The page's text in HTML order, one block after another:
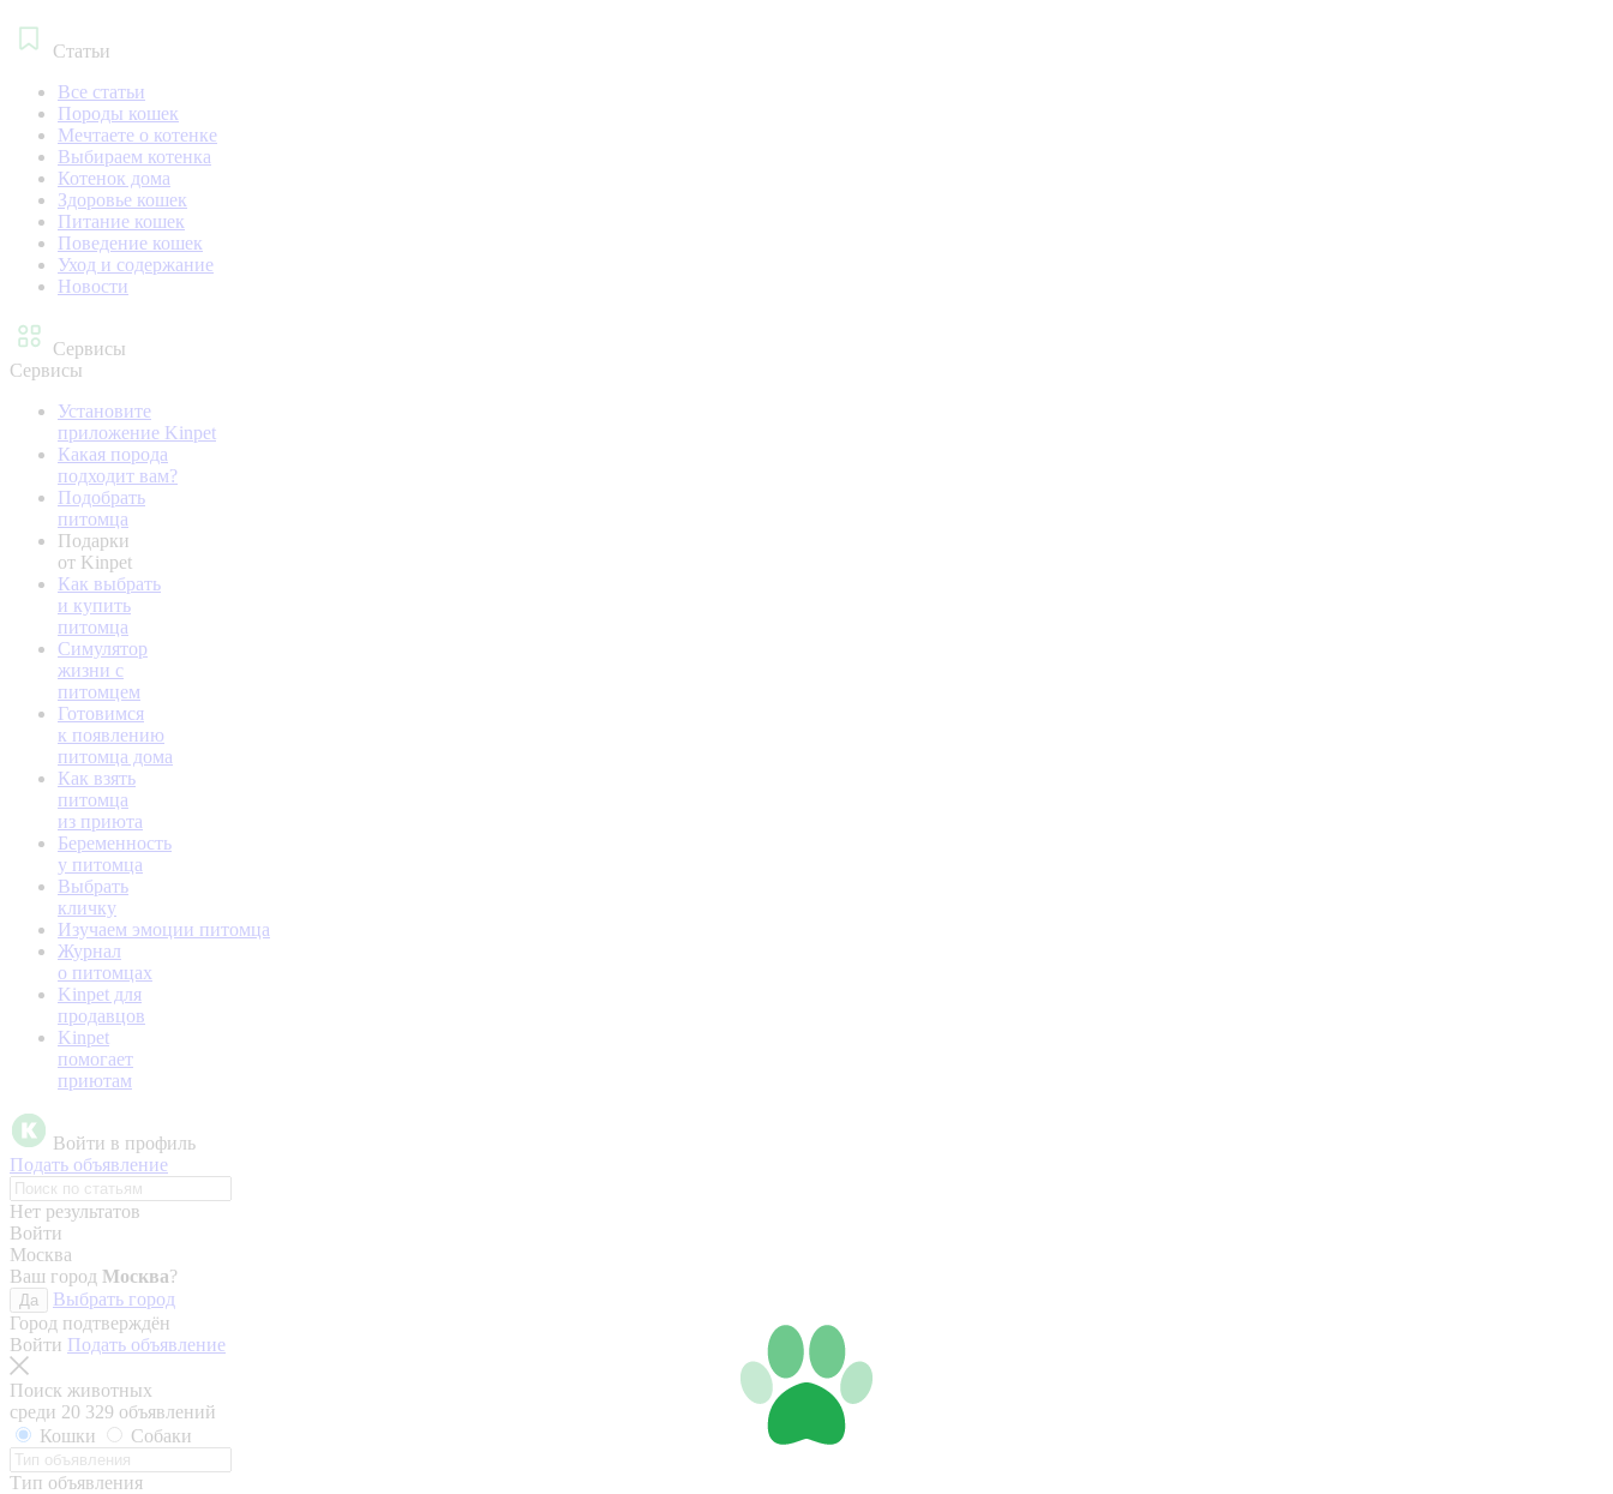
Статьи
Все статьи
Породы кошек
Мечтаете о котенке
Выбираем котенка
Котенок дома
Здоровье кошек
Питание кошек
Поведение кошек
Уход и содержание
Новости
Сервисы
Сервисы
Установите
приложение Kinpet
Какая порода
подходит вам?
Подобрать
питомца
Подарки
от Kinpet
Как выбрать
и купить
питомца
Симулятор
жизни с
питомцем
Готовимся
к появлению
питомца дома
Как взять
питомца
из приюта
Беременность
у питомца
Выбрать
кличку
Изучаем эмоции питомца
Журнал
о питомцах
Kinpet для
продавцов
Kinpet
помогает
приютам
Войти в профиль
Подать объявление
Нет результатов
Войти
Москва
Ваш город Москва?
Да
Выбрать город
Город подтверждён
Войти Подать объявление
Поиск животных
среди 20 329 объявлений
Кошки
Собаки
Тип объявления